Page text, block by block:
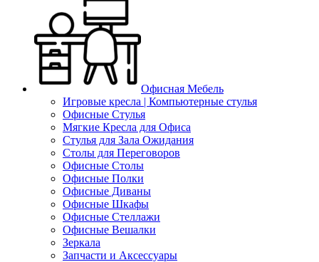
Офисная Мебель
Игровые кресла | Компьютерные стулья
Офисные Стулья
Мягкие Кресла для Офиса
Стулья для Зала Ожидания
Столы для Переговоров
Офисные Столы
Офисные Полки
Офисные Диваны
Офисные Шкафы
Офисные Стеллажи
Офисные Вешалки
Зеркала
Запчасти и Аксессуары